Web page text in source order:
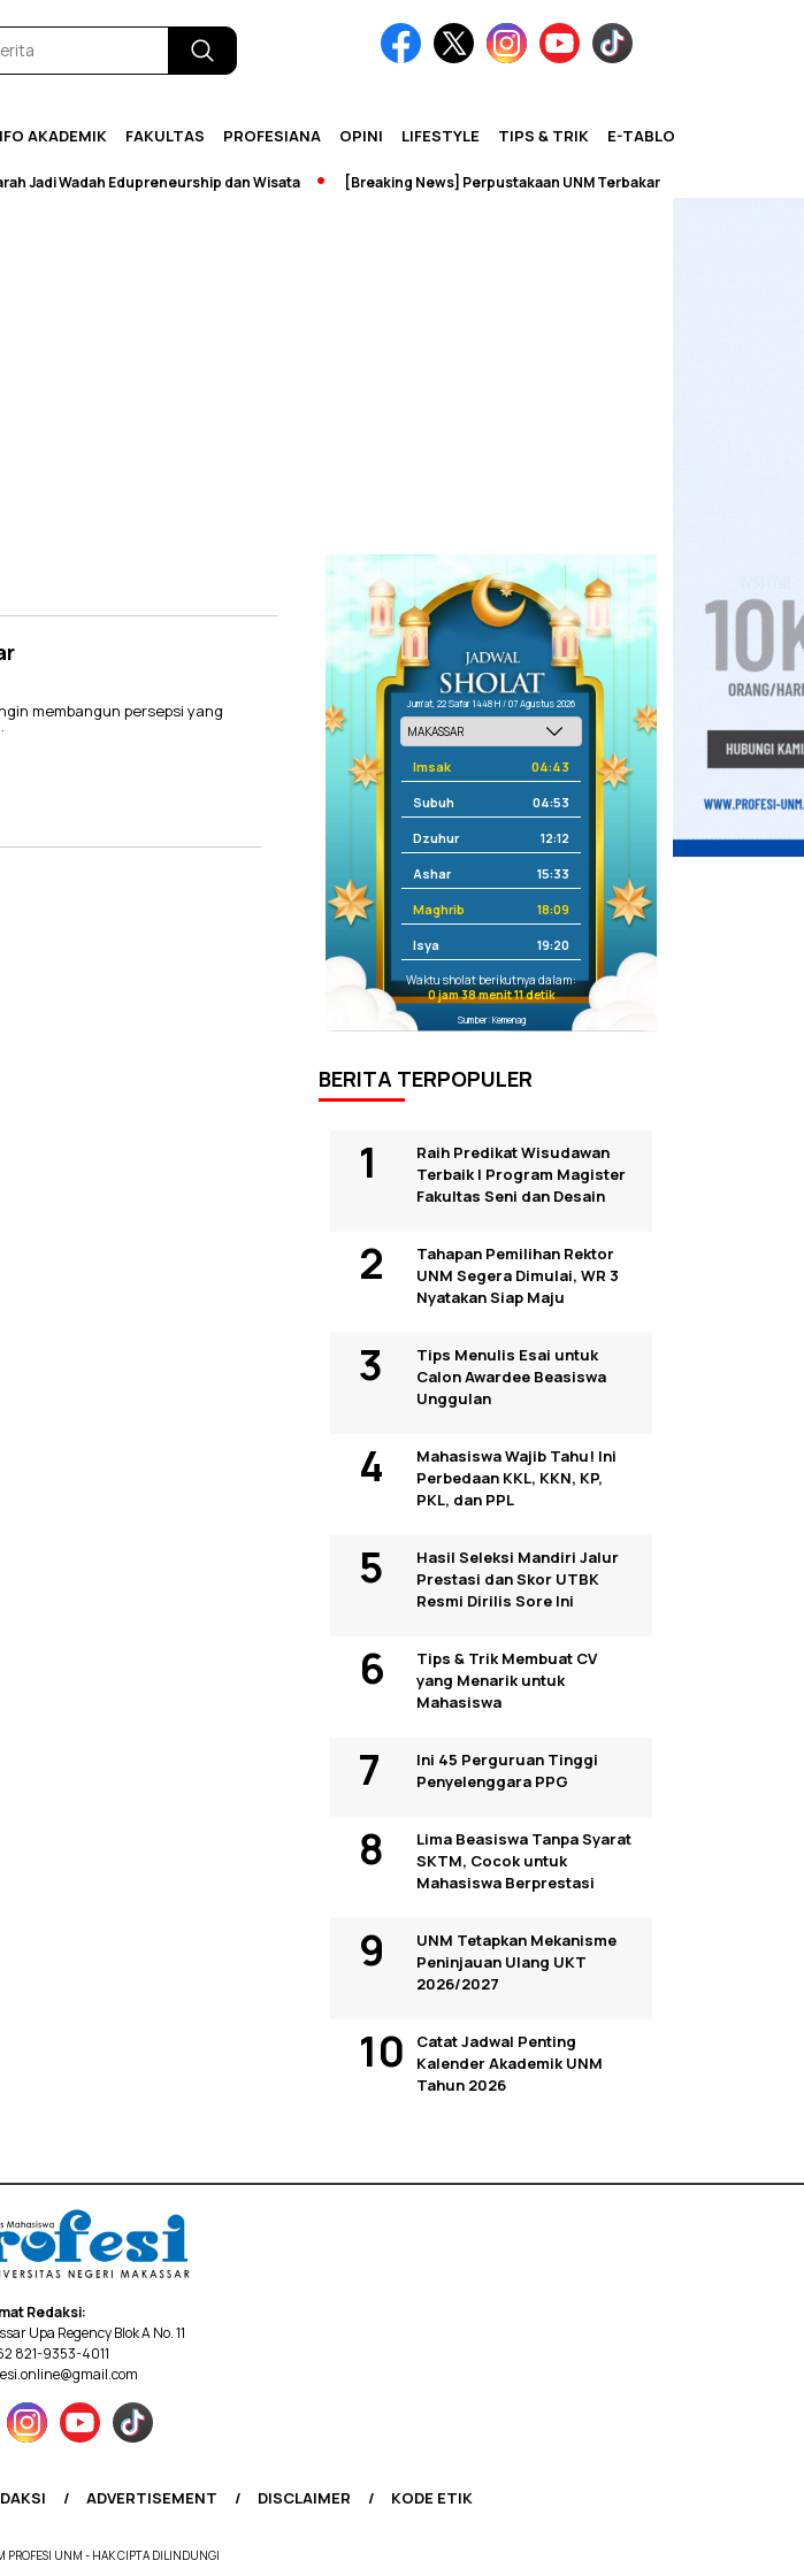
AKADEMIK FAKULTAS PROFESIANA OPINI LIFESTYLE TIPS & TRIK E-TABLOID
Wadah Edupreneurship dan Wisata [Breaking News] Perpustakaan UNM Terbakar
membangun persepsi yang Jum'at, 22 Safar 1448 H / 07 Agustus 2026
Imsak 04:43
Subuh 04:53
Dzuhur 12:12
Ashar 15:33
Maghrib 18:09
Isya 19:20
Waktu sholat berikutnya dalam:
0 jam 38 menit 11 detik
Sumber: Kemenag
BERITA TERPOPULER
Raih Predikat Wisudawan
Terbaik I Program Magister
Fakultas Seni dan Desain
Tahapan Pemilihan Rektor
UNM Segera Dimulai, WR 3
Nyatakan Siap Maju
Tips Menulis Esai untuk
Calon Awardee Beasiswa
Unggulan
Mahasiswa Wajib Tahu! Ini
Perbedaan KKL, KKN, KP,
PKL, dan PPL
Hasil Seleksi Mandiri Jalur
Prestasi dan Skor UTBK
Resmi Dirilis Sore Ini
Tips & Trik Membuat CV
yang Menarik untuk
Mahasiswa
Ini 45 Perguruan Tinggi
Penyelenggara PPG
Lima Beasiswa Tanpa Syarat
SKTM, Cocok untuk
Mahasiswa Berprestasi
UNM Tetapkan Mekanisme
Peninjauan Ulang UKT
2026/2027
Catat Jadwal Penting
Kalender Akademik UNM
Tahun 2026
Redaksi:
Upa Regency Blok A No. 11
821-9353-4011
ADVERTISEMENT DISCLAIMER KODE ETIK
PROFESI UNM - HAK CIPTA DILINDUNGI